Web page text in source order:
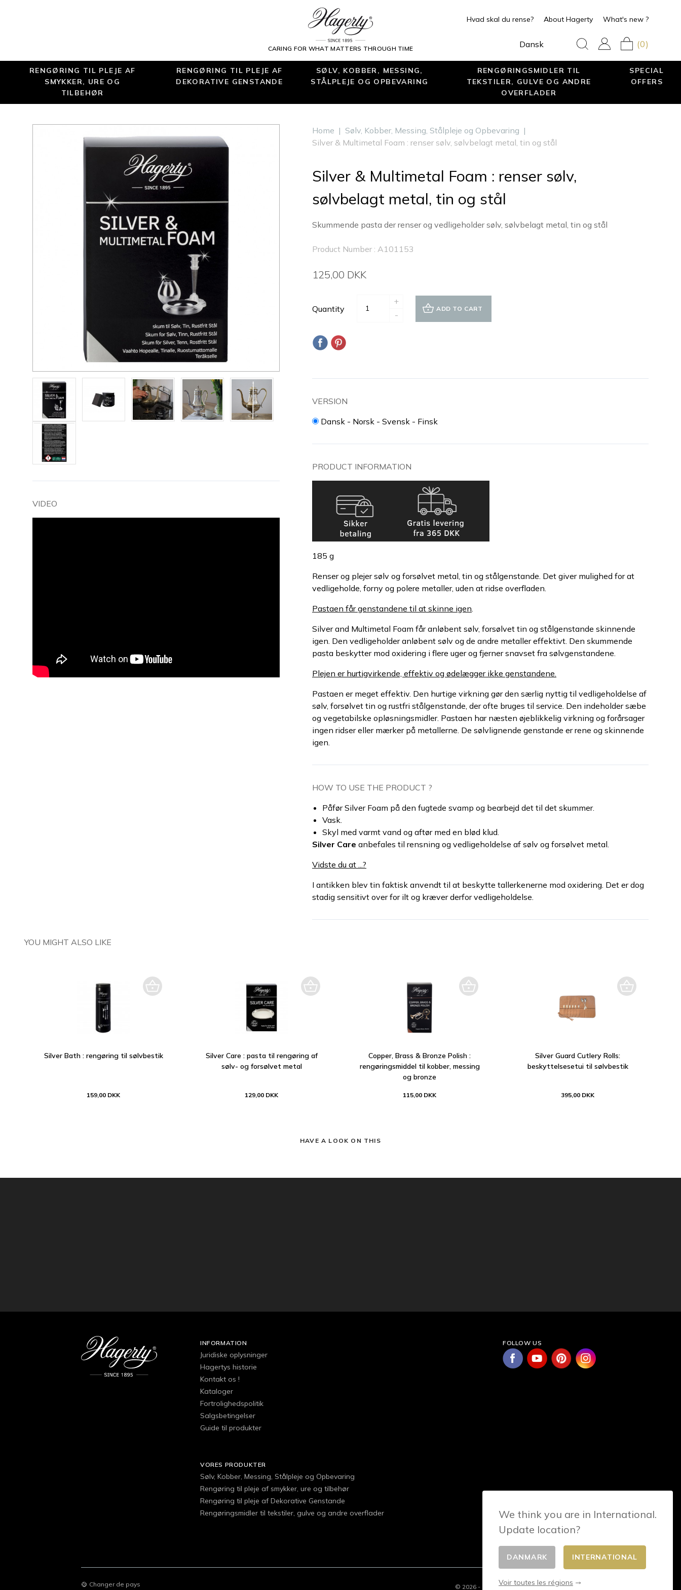
CARING FOR WHAT MATTERS THROUGH TIME
Hvad skal du rense? About Hagerty What's new ?
Dansk (0)
RENGØRING TIL PLEJE AF
SMYKKER, URE OG
TILBEHØR
RENGØRING TIL PLEJE AF
DEKORATIVE GENSTANDE
SØLV, KOBBER, MESSING,
STÅLPLEJE OG OPBEVARING
RENGØRINGSMIDLER TIL
TEKSTILER, GULVE OG ANDRE
OVERFLADER
SPECIAL
OFFERS
VIDEO
Home | Sølv, Kobber, Messing, Stålpleje og Opbevaring |
Silver & Multimetal Foam : renser sølv, sølvbelagt metal, tin og stål
Silver & Multimetal Foam : renser sølv,
sølvbelagt metal, tin og stål
Skummende pasta der renser og vedligeholder sølv, sølvbelagt metal, tin og stål
Product Number : A101153
125,00 DKK
Quantity
+
-
ADD TO CART
VERSION
Dansk - Norsk - Svensk - Finsk
PRODUCT INFORMATION
185 g
Renser og plejer sølv og forsølvet metal, tin og stålgenstande. Det giver mulighed for at
vedligeholde, forny og polere metaller, uden at ridse overfladen.
Pastaen får genstandene til at skinne igen.
Silver and Multimetal Foam får anløbent sølv, forsølvet tin og stålgenstande skinnende
igen. Den vedligeholder anløbent sølv og de andre metaller effektivt. Den skummende
pasta beskytter mod oxidering i flere uger og fjerner snavset fra sølvgenstandene.
Plejen er hurtigvirkende, effektiv og ødelægger ikke genstandene.
Pastaen er meget effektiv. Den hurtige virkning gør den særlig nyttig til vedligeholdelse af
sølv, forsølvet tin og rustfri stålgenstande, der ofte bruges til service. Den indeholder sæbe
og vegetabilske opløsningsmidler. Pastaen har næsten øjeblikkelig virkning og forårsager
ingen ridser eller mærker på metallerne. De sølvlignende genstande er rene og skinnende
igen.
HOW TO USE THE PRODUCT ?
Påfør Silver Foam på den fugtede svamp og bearbejd det til det skummer.
Vask.
Skyl med varmt vand og aftør med en blød klud.
Silver Care anbefales til rensning og vedligeholdelse af sølv og forsølvet metal.
Vidste du at ...?
I antikken blev tin faktisk anvendt til at beskytte tallerkenerne mod oxidering. Det er dog
stadig sensitivt over for ilt og kræver derfor vedligeholdelse.
YOU MIGHT ALSO LIKE
Silver Bath : rengøring til sølvbestik
159,00 DKK
Silver Care : pasta til rengøring af
sølv- og forsølvet metal
129,00 DKK
Copper, Brass & Bronze Polish :
rengøringsmiddel til kobber, messing
og bronze
115,00 DKK
Silver Guard Cutlery Rolls:
beskyttelsesetui til sølvbestik
395,00 DKK
HAVE A LOOK ON THIS
INFORMATION
Juridiske oplysninger
Hagertys historie
Kontakt os !
Kataloger
Fortrolighedspolitik
Salgsbetingelser
Guide til produkter
VORES PRODUKTER
Sølv, Kobber, Messing, Stålpleje og Opbevaring
Rengøring til pleje af smykker, ure og tilbehør
Rengøring til pleje af Dekorative Genstande
Rengøringsmidler til tekstiler, gulve og andre overflader
FOLLOW US
Changer de pays
We think you are in International.
Update location?
DANMARK INTERNATIONAL
Voir toutes les régions
© 2026 - E-commerce developed by FirstPoint